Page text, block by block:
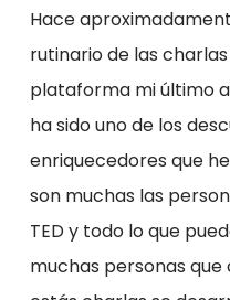
Hace
rutinario de las
plataforma mi último
ha sido uno de los
enriquecedores que
son muchas las
TED y todo lo que
muchas personas que